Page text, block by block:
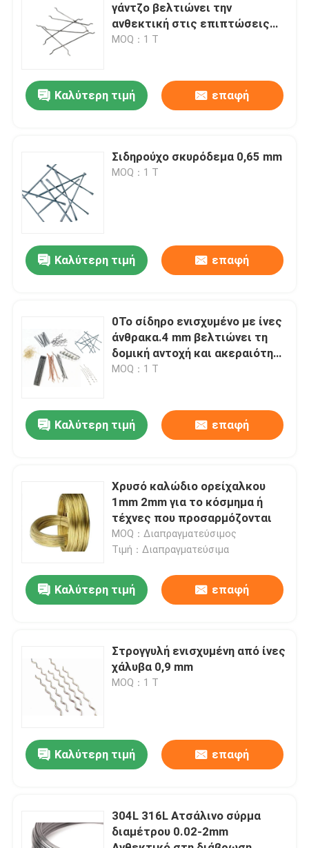
Προϊόντα
Σχετικά με εμάς
Επισκέψεις στο εργοστάσιο
Επικοινωνήστε μαζί μας
Υποθέσεις
Επεκταθε'ν πλέγμα καλωδίων μετάλλων
Διατρυπημένο πλέγμα καλωδίων μετάλλων
Υφαμένο ύφασμα καλωδίων
φράκτης καλωδίων μετάλλων
Ενωμένο στενά πλέγμα καλωδίων
Πλέγμα ασφάλειας μετάλλων
Πλέγμα οθόνης φίλτρων
γάντζο βελτιώνει την
ανθεκτική στις επιπτώσεις
ικανότητα υποδοχής
MOQ：1 Τ
Καλύτερη τιμή επαφή
Σιδηρούχο σκυρόδεμα 0,65 mm
MOQ：1 Τ
Καλύτερη τιμή επαφή
0Το σίδηρο ενισχυμένο με ίνες
άνθρακα.4 mm βελτιώνει τη
δομική αντοχή και ακεραιότητα
του σκυροδέματος
MOQ：1 Τ
Καλύτερη τιμή επαφή
Χρυσό καλώδιο ορείχαλκου
1mm 2mm για το κόσμημα ή
τέχνες που προσαρμόζονται
MOQ：Διαπραγματεύσιμος
Τιμή：Διαπραγματεύσιμα
Καλύτερη τιμή επαφή
Στρογγυλή ενισχυμένη από ίνες
χάλυβα 0,9 mm
MOQ：1 Τ
Καλύτερη τιμή επαφή
304L 316L Ατσάλινο σύρμα
διαμέτρου 0.02-2mm